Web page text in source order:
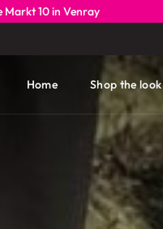
Markt 10 in Venray
Home Shop the look